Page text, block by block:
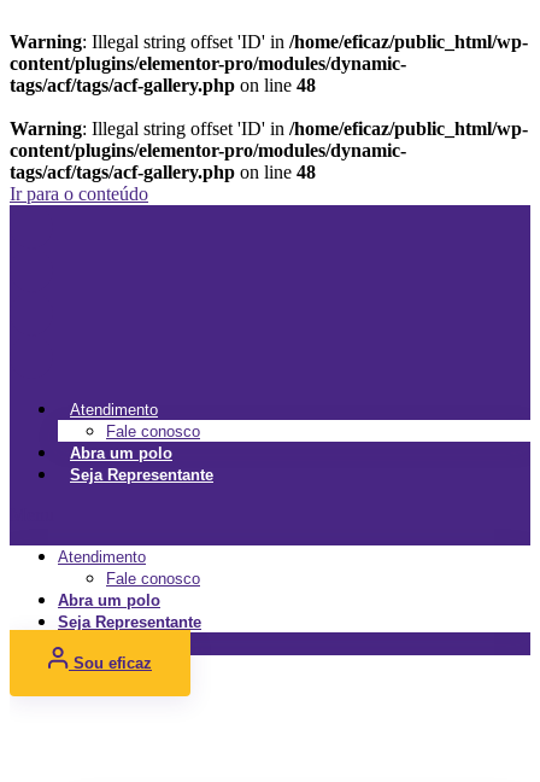
Warning: Illegal string offset 'ID' in /home/eficaz/public_html/wp-
content/plugins/elementor-pro/modules/dynamic-
tags/acf/tags/acf-gallery.php on line 48
Warning: Illegal string offset 'ID' in /home/eficaz/public_html/wp-
content/plugins/elementor-pro/modules/dynamic-
tags/acf/tags/acf-gallery.php on line 48
Ir para o conteúdo
Atendimento
Fale conosco
Abra um polo
Seja Representante
Atendimento
Fale conosco
Abra um polo
Seja Representante
Sou eficaz